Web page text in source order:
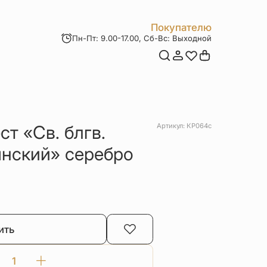
Покупателю
Акции
Пн-Пт: 9.00-17.00, Сб-Вс: Выходной
«Cв. блгв.
серебро
Артикул: КР064с